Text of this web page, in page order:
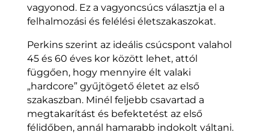
vagyonod. Ez a vagyoncsúcs választja el a
felhalmozási és felélési életszakaszokat.
Perkins szerint az ideális csúcspont valahol
45 és 60 éves kor között lehet, attól
függően, hogy mennyire élt valaki
„hardcore” gyűjtögető életet az első
szakaszban. Minél feljebb csavartad a
megtakarítást és befektetést az első
félidőben, annál hamarabb indokolt váltani.